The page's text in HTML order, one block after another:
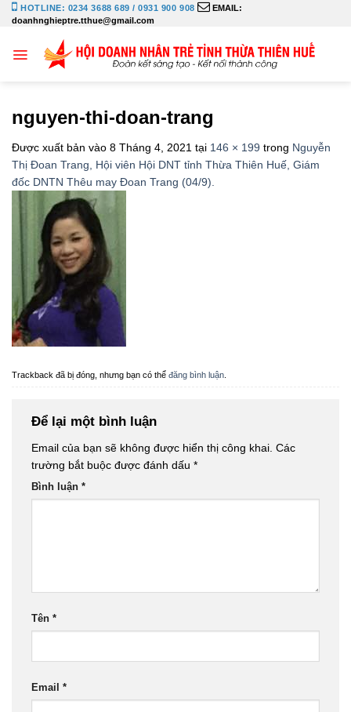
Bỏ
qua
dung
HOTLINE: 0234 3688 689 / 0931 900 908
EMAIL:
doanhnghieptre.tthue@gmail.com
nguyen-thi-doan-trang
Được xuất bản vào 8 Tháng 4, 2021 tại 146 × 199 trong Nguyễn
Thị Đoan Trang, Hội viên Hội DNT tỉnh Thừa Thiên Huế, Giám
đốc DNTN Thêu may Đoan Trang (04/9).
Trackback đã bị đóng, nhưng bạn có thể đăng bình luận
Để lại một bình luận
Email của bạn sẽ không được hiển thị công khai. Các
trường bắt buộc được đánh dấu *
Bình luận *
Tên *
Email *